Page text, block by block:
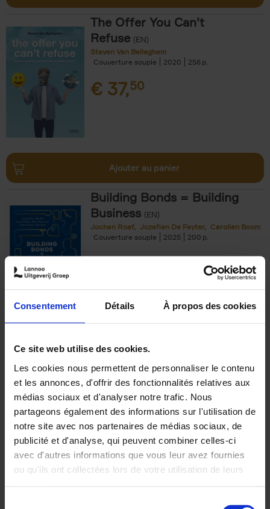
Consentement Détails À propos des cookies
Ce site web utilise des cookies.
Les cookies nous permettent de personnaliser le contenu
et les annonces, d'offrir des fonctionnalités relatives aux
médias sociaux et d'analyser notre trafic. Nous
partageons également des informations sur l'utilisation de
notre site avec nos partenaires de médias sociaux, de
publicité et d'analyse, qui peuvent combiner celles-ci
avec d'autres informations que vous leur avez fournies
ou qu'ils ont collectées lors de votre utilisation de leurs
The Offer You Can't
Refuse (EN)
Steven Van Belleghem
Couverture souple
2020 256
€ 37,50
Ajouter au panier
Building Bonds = Building
Business (EN)
Jochen Roef Jozefien De Feyter
Carolien Boom
Couverture souple
2025 200
€29,99
Optichannel Retail. Beyond
the Digital Hysteria
Gino Van Ossel
Autre finition
2019 350
€29,99